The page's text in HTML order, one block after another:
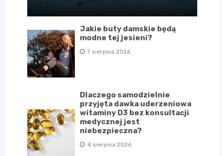
Jakie buty damskie będą
modne tej jesieni?
7 sierpnia 2026
Dlaczego samodzielnie
przyjęta dawka uderzeniowa
witaminy D3 bez konsultacji
medycznej jest
niebezpieczna?
4 sierpnia 2026